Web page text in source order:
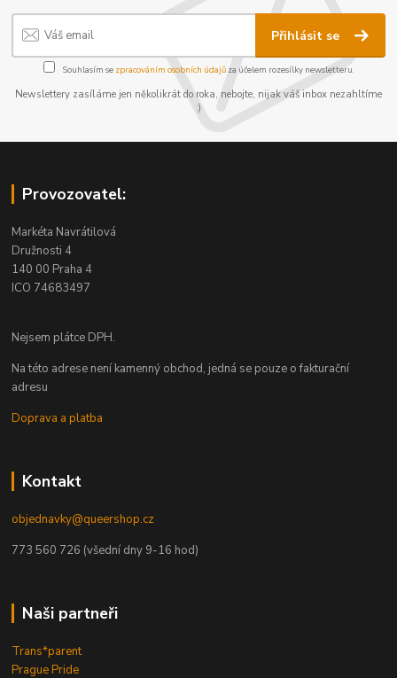
Přihlásit se
Souhlasím se zpracováním osobních údajůza účelem rozesílky newsletteru.
Newslettery zasíláme jen několikrát do roka, nebojte, nijak váš inbox nezahltíme
:)
Provozovatel:
Markéta Navrátilová
Družnosti 4
140 00 Praha 4
ICO 74683497
Nejsem plátce DPH.
Na této adrese není kamenný obchod, jedná se pouze o fakturační
adresu
Doprava a platba
Kontakt
objednavky@queershop.cz
773 560 726 (všední dny 9-16 hod)
Naši partneři
Trans*parent
Prague Pride